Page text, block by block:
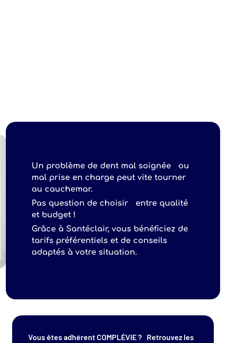
Un problème de dent mal soignée ou
mal prise en charge peut vite tourner
au cauchemar.
Pas question de choisir entre qualité
et budget !
Grâce à Santéclair, vous bénéficiez de
tarifs préférentiels et de conseils
adaptés à votre situation.
Vous êtes adhérent COMPLÉVIE ? Retrouvez les